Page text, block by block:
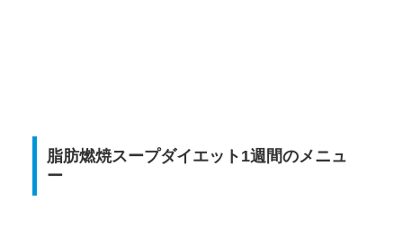
脂肪燃焼スープダイエット1週間のメニュ
ー